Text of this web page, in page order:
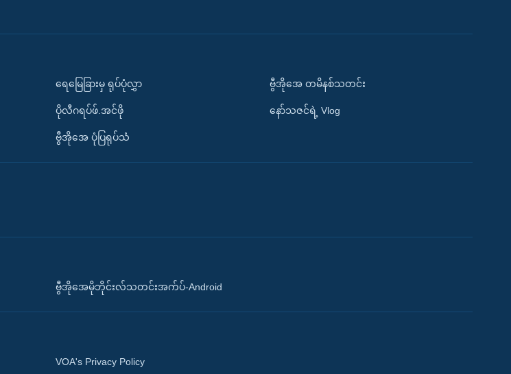
ရေမြေခြားမှ ရုပ်ပုံလွှာ
ပိုလီဂရပ်ဖ်.အင်ဖို
ဗွီအိုအေ ပုံပြရုပ်သံ
ဗွီအိုအေ တမိနစ်သတင်း
နော်သဇင်ရဲ့ Vlog
ဗွီအိုအေမိုဘိုင်းလ်သတင်းအက်ပ်-Android
VOA's Privacy Policy